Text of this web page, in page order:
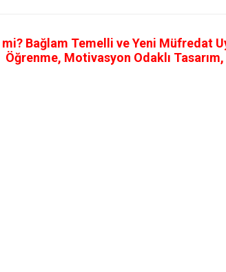
Bağlam Temelli ve Yeni Müfredat
Öğrenme, Motivasyon Odaklı